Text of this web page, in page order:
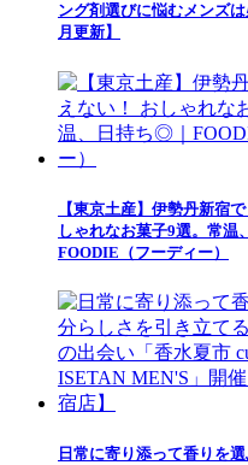
ング剤選びに悩むメンズ
月更新】
【東京土産】伊勢丹新宿
しゃれなお菓子9選。常温
FOODIE（フーディー）
日常に寄り添って香りを